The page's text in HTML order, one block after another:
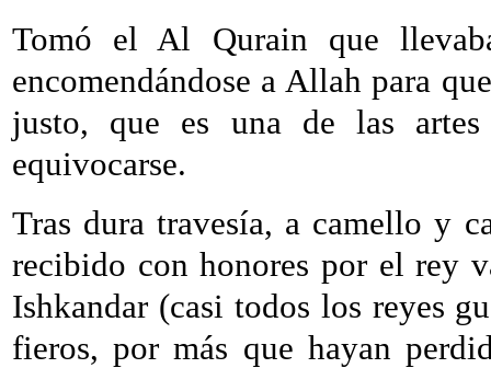
Tomó el Al Qurain que
encomendándose a Allah para
justo, que es una de las
equivocarse.
Tras dura travesía, a camello y
recibido con honores por el rey
Ishkandar (casi todos los reyes
fieros, por más que hayan